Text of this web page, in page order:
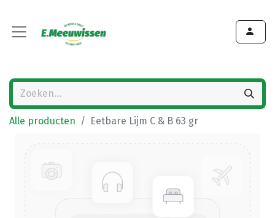
Alle producten Eetbare Lijm C & B 63 gr